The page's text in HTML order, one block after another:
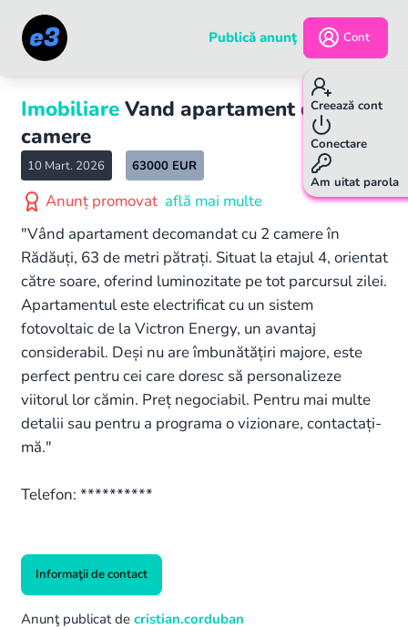
Publică anunţ Cont
Creează cont
Conectare
Am uitat parola
Imobiliare Vand apartament doua
camere
10 Mart. 2026 63000 EUR
Anunț promovat află mai multe
"Vând apartament decomandat cu 2 camere în
Rădăuți, 63 de metri pătrați. Situat la etajul 4, orientat
către soare, oferind luminozitate pe tot parcursul zilei.
Apartamentul este electrificat cu un sistem
fotovoltaic de la Victron Energy, un avantaj
considerabil. Deși nu are îmbunătățiri majore, este
perfect pentru cei care doresc să personalizeze
viitorul lor cămin. Preț negociabil. Pentru mai multe
detalii sau pentru a programa o vizionare, contactați-
mă."
Telefon: **********
Informaţii de contact
Anunţ publicat de cristian.corduban